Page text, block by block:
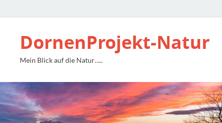
DornenProjekt-Natur
Mein Blick auf die Natur…..